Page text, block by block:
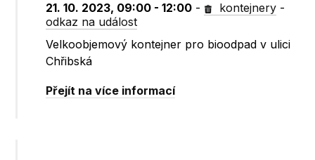
21. 10. 2023, 09:00 - 12:00 - kontejnery -
odkaz na událost
Velkoobjemový kontejner pro bioodpad v ulici
Chřibská
Přejít na více informací